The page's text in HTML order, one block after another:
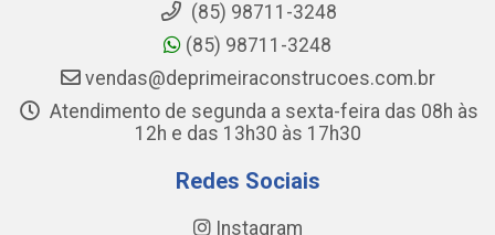
(85) 98711-3248
(85) 98711-3248
vendas@deprimeiraconstrucoes.com.br
Atendimento de segunda a sexta-feira das 08h às
12h e das 13h30 às 17h30
Redes Sociais
Instagram